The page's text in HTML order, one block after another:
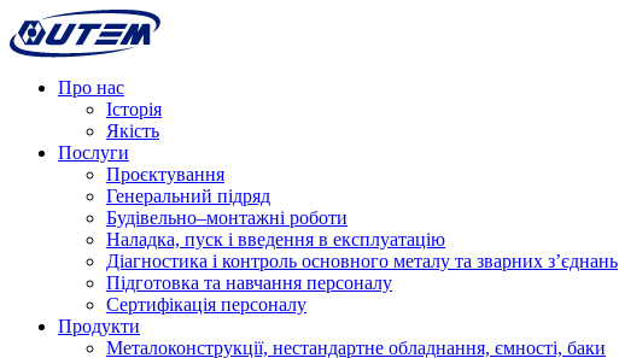
Про нас
Історія
Якість
Послуги
Проєктування
Генеральний підряд
Будівельно–монтажні роботи
Наладка, пуск і введення в експлуатацію
Діагностика і контроль основного металу та зварних з’єднань
Підготовка та навчання персоналу
Сертифікація персоналу
Продукти
Металоконструкції, нестандартне обладнання, ємності, баки